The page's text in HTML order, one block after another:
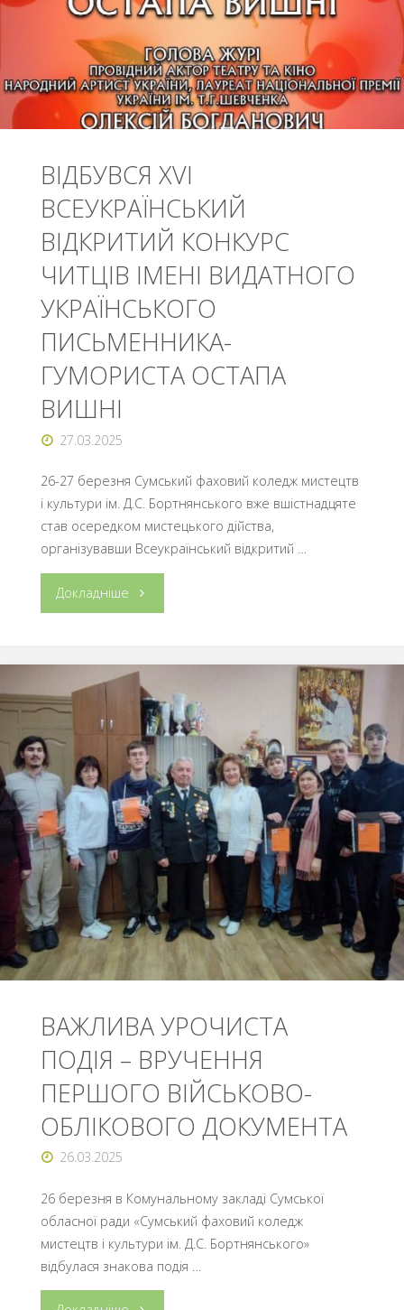
ШКІЛ"
ВІДБУВСЯ XVІ
ВСЕУКРАЇНСЬКИЙ
ВІДКРИТИЙ КОНКУРС
ЧИТЦІВ ІМЕНІ ВИДАТНОГО
УКРАЇНСЬКОГО
ПИСЬМЕННИКА-
ГУМОРИСТА ОСТАПА
ВИШНІ
27.03.2025
26-27 березня Сумський фаховий коледж мистецтв
і культури ім. Д.С. Бортнянського вже вшістнадцяте
став осередком мистецького дійства,
організувавши Всеукраїнський відкритий …
Докладніше "ВІДБУВСЯ
ВСЕУКРАЇНСЬКИЙ
ВІДКРИТИЙ
КОНКУРС
ЧИТЦІВ
ІМЕНІ
ВИДАТНОГО
УКРАЇНСЬКОГО
ПИСЬМЕННИКА-
ГУМОРИСТА
ОСТАПА
ВИШНІ"
ВАЖЛИВА УРОЧИСТА
ПОДІЯ – ВРУЧЕННЯ
ПЕРШОГО ВІЙСЬКОВО-
ОБЛІКОВОГО ДОКУМЕНТА
26.03.2025
26 березня в Комунальному закладі Сумської
обласної ради «Сумський фаховий коледж
мистецтв і культури ім. Д.С. Бортнянського»
відбулася знакова подія …